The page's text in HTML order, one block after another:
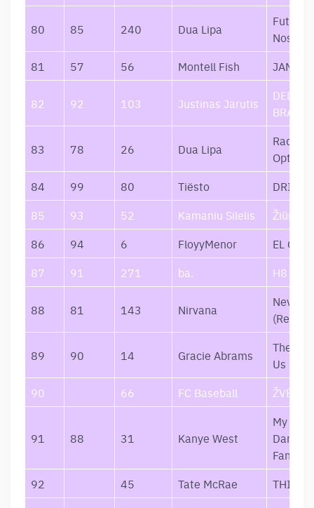
80 85 240 Dua Lipa
Future
81
57 56 Montell Fish JAMIE
82 92 103 Justinas Jarutis
83 78 26 Dua Lipa
Radical
84
99 80 Tiësto
DRIVE
85
93 52 Kamaniu Silelis
Žiūrėti
86
94 6 FloyyMenor
EL
87
91 271 ba. H8
88 81 143 Nirvana
89 90 14 Gracie Abrams
The
Us
90
66 FC Baseball
91 88 31 Kanye West
My
Dark
Fantasy
92
45 Tate McRae
THINK